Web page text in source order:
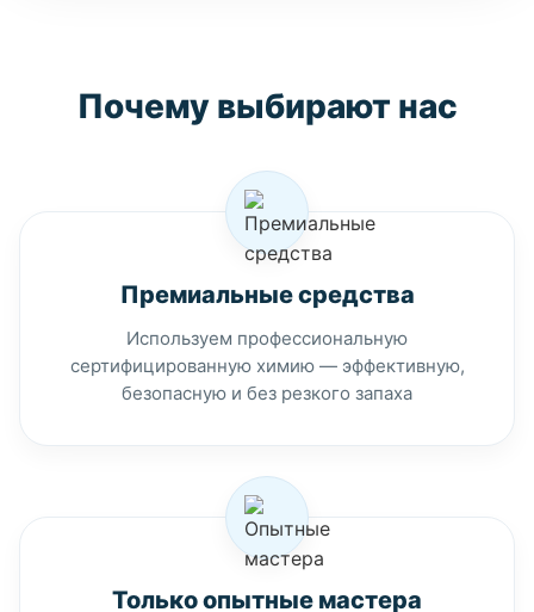
Почему выбирают нас
Премиальные средства
Используем профессиональную
сертифицированную химию — эффективную,
безопасную и без резкого запаха
Только опытные мастера